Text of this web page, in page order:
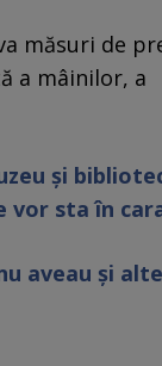
măsuri de
a mâinilor, a
și
vor sta în
aveau și